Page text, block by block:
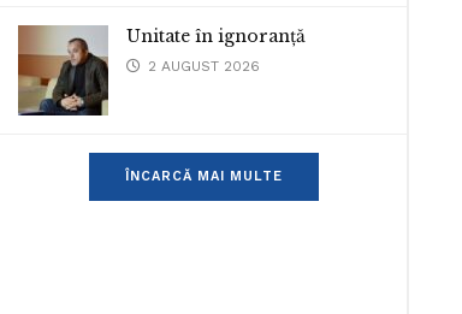
Unitate în ignoranță
2 AUGUST 2026
ÎNCARCĂ MAI MULTE